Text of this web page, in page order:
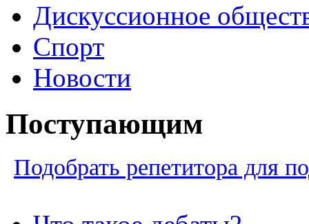
Дискуссионное
Спорт
Новости
Поступающим
Подобрать репетитора для